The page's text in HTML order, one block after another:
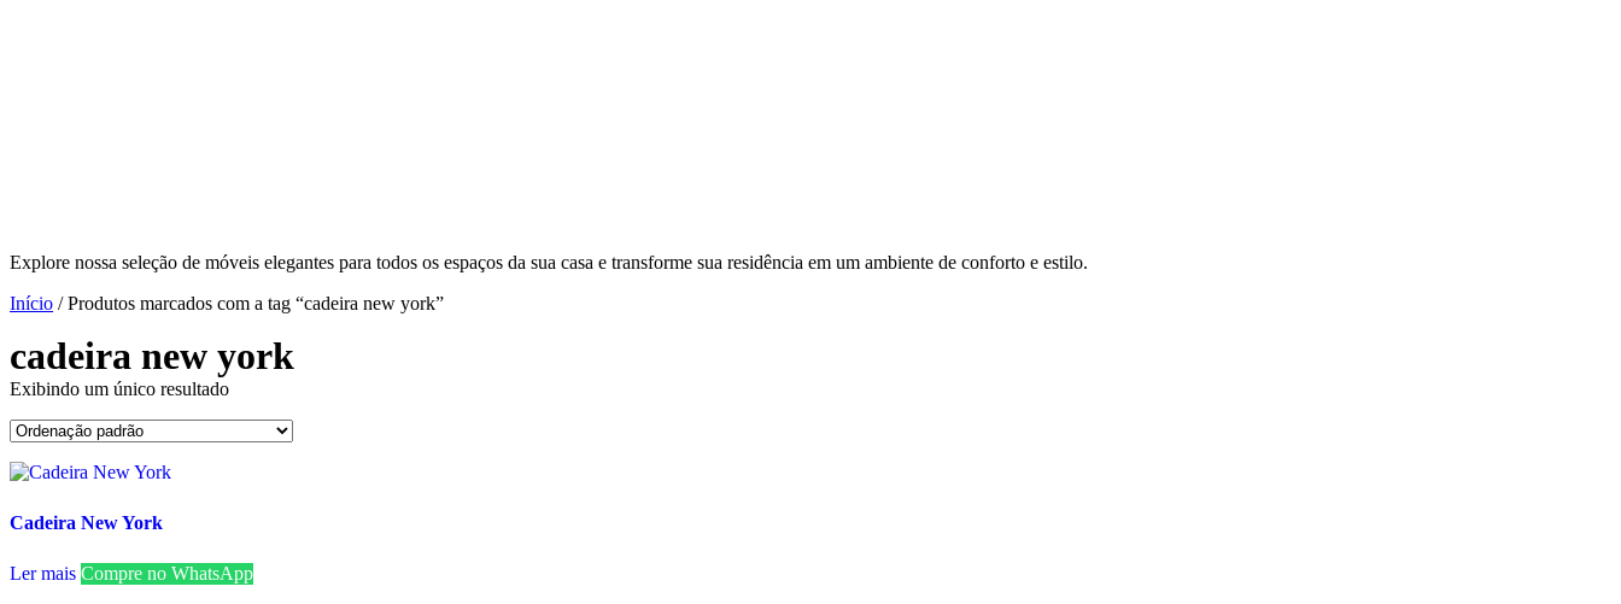
Explore nossa seleção de móveis elegantes para todos os espaços da sua casa e transforme sua residência em um ambiente de conforto e estilo.
Início / Produtos marcados com a tag “cadeira new york”
cadeira new york
Exibindo um único resultado
Cadeira New York
Ler mais Compre no WhatsApp